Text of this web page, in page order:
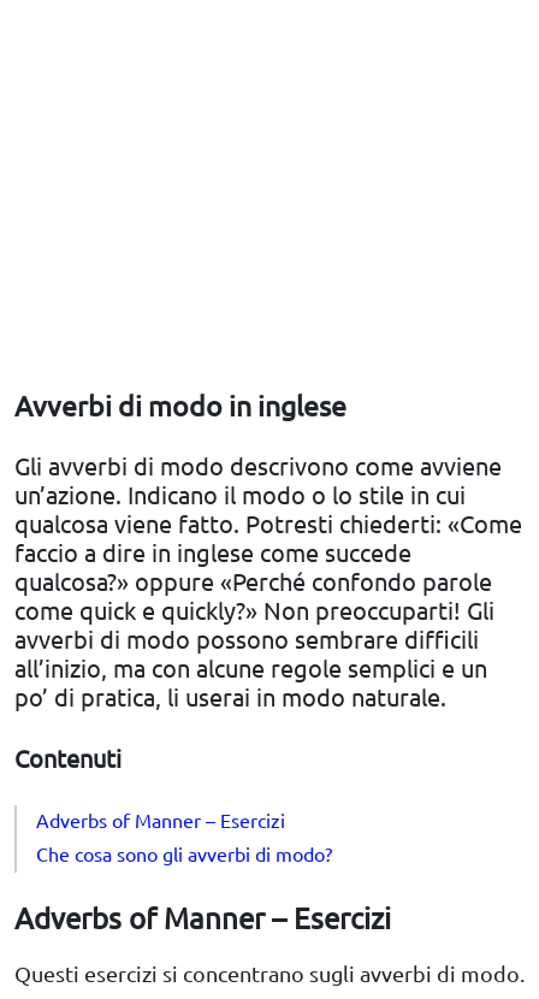
Avverbi di modo in inglese
Gli avverbi di modo descrivono come avviene
un’azione. Indicano il modo o lo stile in cui
qualcosa viene fatto. Potresti chiederti: «Come
faccio a dire in inglese come succede
qualcosa?» oppure «Perché confondo parole
come quick e quickly?» Non preoccuparti! Gli
avverbi di modo possono sembrare difficili
all’inizio, ma con alcune regole semplici e un
po’ di pratica, li userai in modo naturale.
Contenuti
Adverbs of Manner – Esercizi
Che cosa sono gli avverbi di modo?
Adverbs of Manner – Esercizi
Questi esercizi si concentrano sugli avverbi di modo.